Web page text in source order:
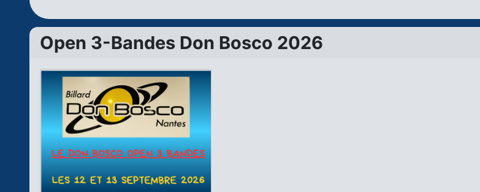
Open 3-Bandes Don Bosco 2026